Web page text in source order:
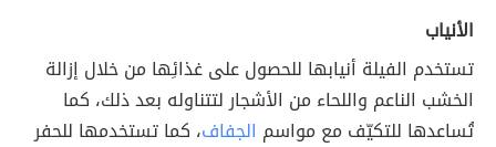
الأنياب
تستخدم الفيلة أنيابها للحصول على غذائِها من خلال إزالة
الخشب الناعم واللحاء من الأشجار لتتناوله بعد ذلك، كما
تُساعدها للتكيّف مع مواسم الجفاف، كما تستخدمها للحفر